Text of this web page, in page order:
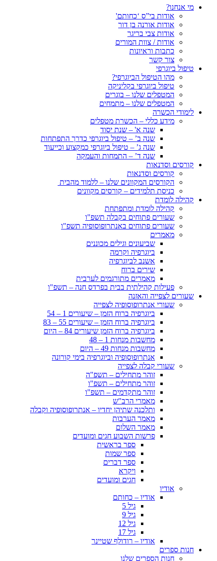
מי אנחנו?
אודות בי”ס ‘כחותם'
אודות אורנה בן דור
אודות צבי בריגר
אודות / צוות המורים
כתבות וראיונות
צור קשר
טיפול ביוגרפי
מהו הטיפול הביוגרפי?
טיפול ביוגרפי בקליניקה
המטפלים שלנו – בוגרים
המטפלים שלנו – מתמחים
לימודי הכשרה
מידע כללי – הכשרת מטפלים
שנה א' – שנת יסוד
שנה ב’ – טיפול ביוגרפי כדרך התפתחות
שנה ג’ – טיפול ביוגרפי כמקצוע וכייעוד
שנה ד’ – התמחות והעמקה
קורסים וסדנאות
קורסים וסדנאות
הקורסים המקוונים שלנו – ללמוד מהבית
כניסת תלמידים – קורסים מקוונים
קהילה לומדת
קהילה לומדת ומתפתחת
שעורים פתוחים בקבלה תשפ"ו
שעורים פתוחים באנתרופוסופיה תשפ"ו
מאמרים
שביעונים וגילים מכוננים
ביוגרפיה וקרמה
אשנב לביוגרפיה
שירים ברוח
מאמרים מתורגמים לערבית
פעילות קהילתית בבית בפרדס חנה – תשפ"ו
שעורים לצפייה והאזנה
שעורי אנתרופוסופיה לצפייה
ביוגרפיה ברוח הזמן – שיעורים 1 – 54
ביוגרפיה ברוח הזמן – שיעורים 55 – 83
ביוגרפיה ברוח הזמן שיעורים 84 – היום
מחשבות מנחות 1 – 48
מחשבות מנחות 49 – היום
אנתרופוסופיה וביוגרפיה בימי קורונה
שעורי קבלה לצפייה
זוהר מתחילים – תשפ"ה
זוהר מתחילים – תשפ"ו
זוהר מתקדמים – תשפ"ו
מאמרי הרב"ש
ותלכנה שתיהן יחדיו – אנתרופוסופיה וקבלה
מאמר הערבות
מאמר השלום
פרשות השבוע חגים ומועדים
ספר בראשית
ספר שמות
ספר דברים
ויקרא
חגים ומועדים
אודיו
אודיו – כחותם
גיל 5
גיל 9
גיל 12
גיל 17
אודיו – רודולף שטיינר
חנות ספרים
חנות הספרים שלנו